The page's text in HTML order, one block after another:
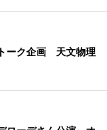
ーク企画 天文物理